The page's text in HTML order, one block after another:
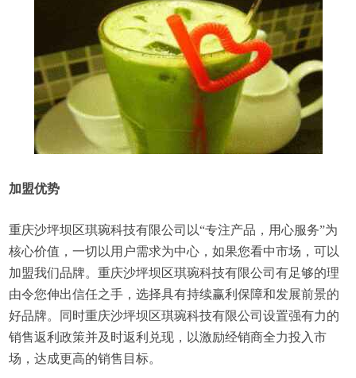
加盟优势
重庆沙坪坝区琪琬科技有限公司以“专注产品，用心服务”为
核心价值，一切以用户需求为中心，如果您看中市场，可以
加盟我们品牌。重庆沙坪坝区琪琬科技有限公司有足够的理
由令您伸出信任之手，选择具有持续赢利保障和发展前景的
好品牌。同时重庆沙坪坝区琪琬科技有限公司设置强有力的
销售返利政策并及时返利兑现，以激励经销商全力投入市
场，达成更高的销售目标。